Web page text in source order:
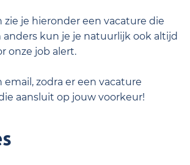
zie je hieronder een vacature die
anders kun je je natuurlijk ook altijd
onze job alert.
email, zodra er een vacature
aansluit op jouw voorkeur!